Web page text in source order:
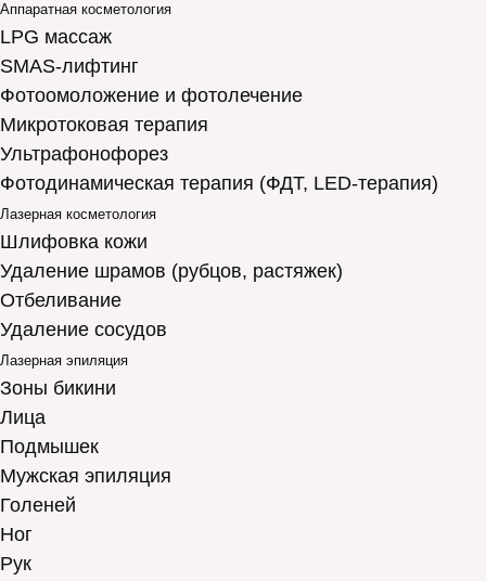
Аппаратная косметология
LPG массаж
SMAS-лифтинг
Фотоомоложение и фотолечение
Микротоковая терапия
Ультрафонофорез
Фотодинамическая терапия (ФДТ, LED-терапия)
Лазерная косметология
Шлифовка кожи
Удаление шрамов (рубцов, растяжек)
Отбеливание
Удаление сосудов
Лазерная эпиляция
Зоны бикини
Лица
Подмышек
Мужская эпиляция
Голеней
Ног
Рук